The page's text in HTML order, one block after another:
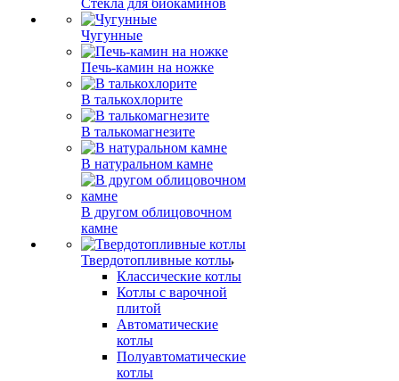
Стекла для биокаминов
Чугунные
Печь-камин на ножке
В талькохлорите
В талькомагнезите
В натуральном камне
В другом облицовочном
камне
Твердотопливные котлы
Классические котлы
Котлы с варочной
плитой
Автоматические
котлы
Полуавтоматические
котлы